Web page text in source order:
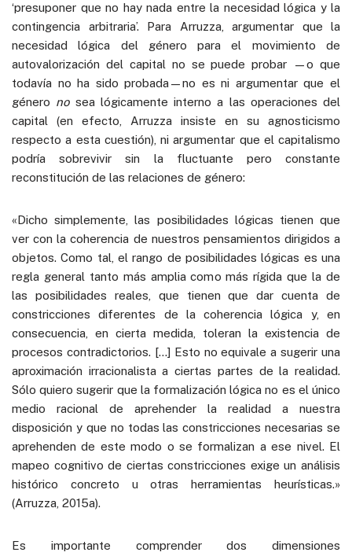
‘presuponer que no hay nada entre la necesidad lógica y la
contingencia arbitraria’. Para Arruzza, argumentar que la
necesidad lógica del género para el movimiento de
autovalorización del capital no se puede probar —o que
todavía no ha sido probada—no es ni argumentar que el
género no sea lógicamente interno a las operaciones del
capital (en efecto, Arruzza insiste en su agnosticismo
respecto a esta cuestión), ni argumentar que el capitalismo
podría sobrevivir sin la fluctuante pero constante
reconstitución de las relaciones de género:
«Dicho simplemente, las posibilidades lógicas tienen que
ver con la coherencia de nuestros pensamientos dirigidos a
objetos. Como tal, el rango de posibilidades lógicas es una
regla general tanto más amplia como más rígida que la de
las posibilidades reales, que tienen que dar cuenta de
constricciones diferentes de la coherencia lógica y, en
consecuencia, en cierta medida, toleran la existencia de
procesos contradictorios. […] Esto no equivale a sugerir una
aproximación irracionalista a ciertas partes de la realidad.
Sólo quiero sugerir que la formalización lógica no es el único
medio racional de aprehender la realidad a nuestra
disposición y que no todas las constricciones necesarias se
aprehenden de este modo o se formalizan a ese nivel. El
mapeo cognitivo de ciertas constricciones exige un análisis
histórico concreto u otras herramientas heurísticas.»
(Arruzza, 2015a).
Es importante comprender dos dimensiones